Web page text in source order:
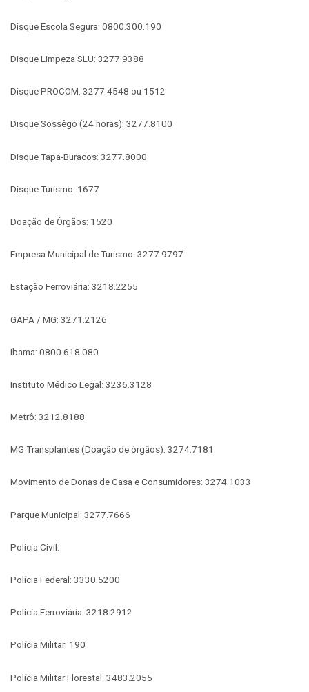
Disque Escola Segura: 0800.300.190
Disque Limpeza SLU: 3277.9388
Disque PROCOM: 3277.4548 ou 1512
Disque Sossêgo (24 horas): 3277.8100
Disque Tapa-Buracos: 3277.8000
Disque Turismo: 1677
Doação de Órgãos: 1520
Empresa Municipal de Turismo: 3277.9797
Estação Ferroviária: 3218.2255
GAPA / MG: 3271.2126
Ibama: 0800.618.080
Instituto Médico Legal: 3236.3128
Metrô: 3212.8188
MG Transplantes (Doação de órgãos): 3274.7181
Movimento de Donas de Casa e Consumidores: 3274.1033
Parque Municipal: 3277.7666
Polícia Civil:
Polícia Federal: 3330.5200
Polícia Ferroviária: 3218.2912
Polícia Militar: 190
Polícia Militar Florestal: 3483.2055